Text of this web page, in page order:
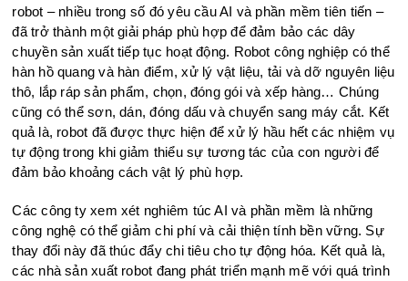
robot – nhiều trong số đó yêu cầu AI và phần mềm tiên tiến –
đã trở thành một giải pháp phù hợp để đảm bảo các dây
chuyền sản xuất tiếp tục hoạt động. Robot công nghiệp có thể
hàn hồ quang và hàn điểm, xử lý vật liệu, tải và dỡ nguyên liệu
thô, lắp ráp sản phẩm, chọn, đóng gói và xếp hàng… Chúng
cũng có thể sơn, dán, đóng dấu và chuyển sang máy cắt. Kết
quả là, robot đã được thực hiện để xử lý hầu hết các nhiệm vụ
tự động trong khi giảm thiểu sự tương tác của con người để
đảm bảo khoảng cách vật lý phù hợp.
Các công ty xem xét nghiêm túc AI và phần mềm là những
công nghệ có thể giảm chi phí và cải thiện tính bền vững. Sự
thay đổi này đã thúc đẩy chi tiêu cho tự động hóa. Kết quả là,
các nhà sản xuất robot đang phát triển mạnh mẽ với quá trình